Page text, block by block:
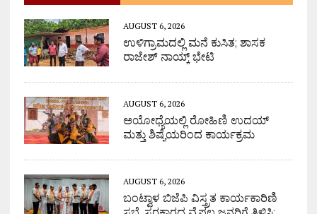
AUGUST 6, 2026
ಉಳಿಗ್ರಾಮದಲ್ಲಿ ಮನೆ ಕುಸಿತ; ಶಾಸಕ
ರಾಜೇಶ್ ನಾಯ್ಕ್ ಭೇಟಿ
AUGUST 6, 2026
ಅಯೋಧ್ಯೆಯಲ್ಲಿ ರೋಹಿಣಿ ಉದಯ್
ಮತ್ತು ಶಿಷ್ಯೆಯರಿಂದ ಕಾರ್ಯಕ್ರಮ
AUGUST 6, 2026
ಬಂಟ್ವಾಳ ಬಿಜೆಪಿ ವಿಸ್ತ್ರತ ಕಾರ್ಯಕಾರಿಣಿ